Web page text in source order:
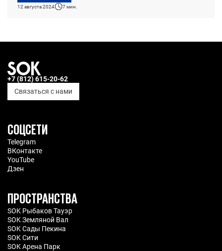
12 августа 2024 7 мин.
+7 (812) 615-20-62
Связаться с нами
СОЦСЕТИ
Telegram
ВКонтакте
YouTube
Дзен
ПРОСТРАНСТВА
SOK Рыбаков Тауэр
SOK Земляной Вал
SOK Сады Пекина
SOK Сити
SOK Арена Парк